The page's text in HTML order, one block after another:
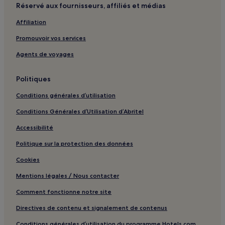
Custer : hôtels Hôtels familiaux
Custer : hôtels
Hot Springs : hôtels Hôtels avec parking
Hot Springs : hôtels 3 étoiles
Spearfish : hôtels Hôtels d’affaires
Keystone : hôtels Hôtels avec parking
Keystone : Gîtes
Keystone : Cabanes
Sturgis : hôtels Hôtels avec parking
Réservé aux fournisseurs, affiliés et médias
Affiliation
Promouvoir vos services
Agents de voyages
Politiques
Conditions générales d’utilisation
Conditions Générales d’Utilisation d’Abritel
Accessibilité
Politique sur la protection des données
Cookies
Mentions légales / Nous contacter
Comment fonctionne notre site
Directives de contenu et signalement de contenus